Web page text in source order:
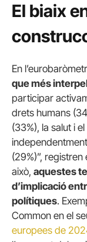
El biaix
En
que més
participar
drets humans
(33%), la salut i
(29%)”,
això, aquestes
d’implicació
polítiques.
Common en el
europees de